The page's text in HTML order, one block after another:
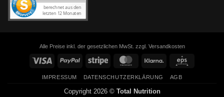
Alle Preise inkl. der gesetzlichen MwSt. zzgl. Versandkosten
Visa PayPal Stripe MasterCard Klarna
IMPRESSUM DATENSCHUTZERKLÄRUNG AGB
Copyright 2026 © Total Nutrition